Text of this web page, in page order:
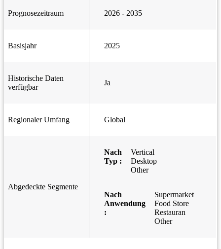
Prognosezeitraum 2026 - 2035
Basisjahr 2025
Historische Daten
verfügbar
Ja
Regionaler Umfang Global
Abgedeckte Segmente
Nach
Typ :
Vertical
Desktop
Other
Nach
Anwendung
:
Supermarket
Food Store
Restauran
Other